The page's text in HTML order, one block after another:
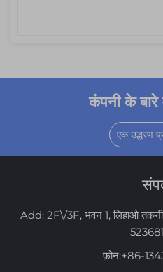
कंपनी के
एक उद्धरण
Add: 2F\/3F, भवन 1, लिहाओ
फ़ोन:+86-